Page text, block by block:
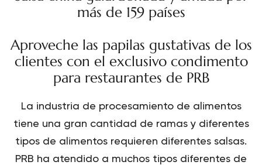
más de 159 países
Aproveche las papilas gustativas de los
clientes con el exclusivo condimento
para restaurantes de PRB
La industria de procesamiento de alimentos
tiene una gran cantidad de ramas y diferentes
tipos de alimentos requieren diferentes salsas.
PRB ha atendido a muchos tipos diferentes de